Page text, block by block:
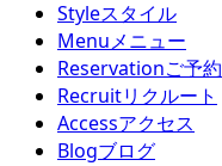
Styleスタイル
Menuメニュー
Reservationご予約
Recruitリクルート
Accessアクセス
Blogブログ